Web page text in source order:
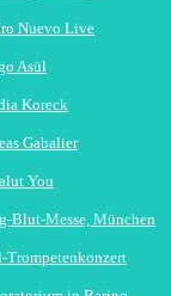
Nuevo Live
Asül
Koreck
Gabalier
You
Blut-Messe, München
Trompetenkonzert